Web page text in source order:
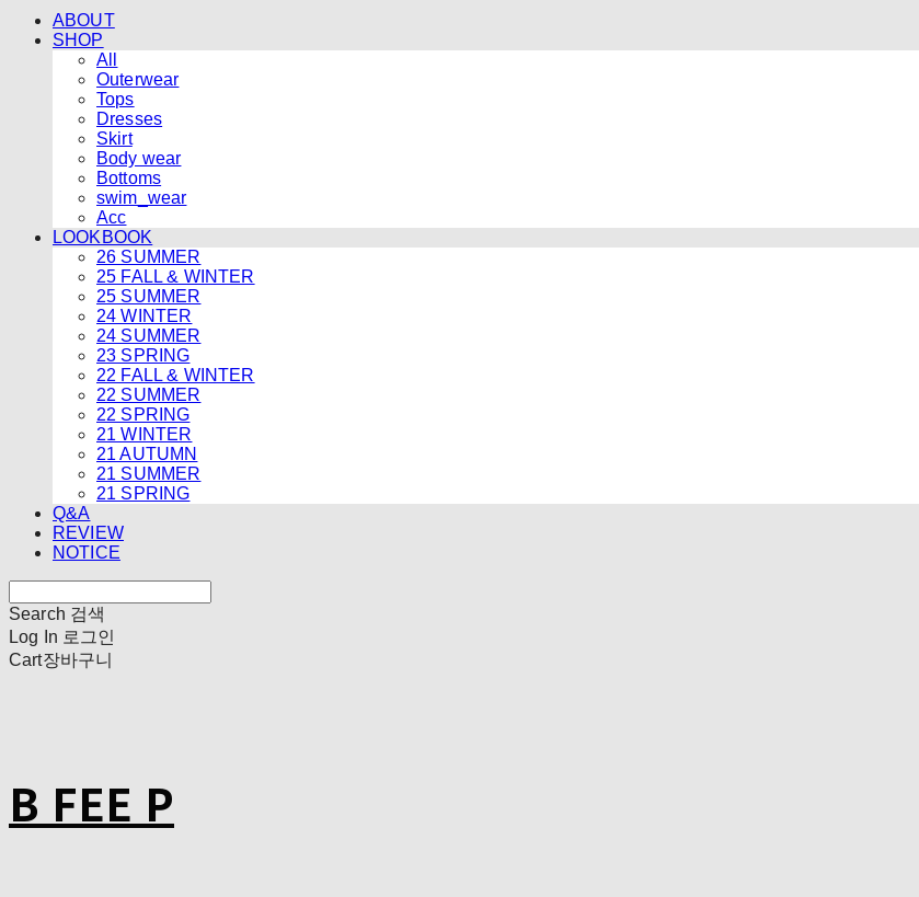
ABOUT
SHOP
All
Outerwear
Tops
Dresses
Skirt
Body wear
Bottoms
swim_wear
Acc
LOOKBOOK
26 SUMMER
25 FALL & WINTER
25 SUMMER
24 WINTER
24 SUMMER
23 SPRING
22 FALL & WINTER
22 SUMMER
22 SPRING
21 WINTER
21 AUTUMN
21 SUMMER
21 SPRING
Q&A
REVIEW
NOTICE
Search 검색
Log In 로그인
Cart장바구니
B FEE P